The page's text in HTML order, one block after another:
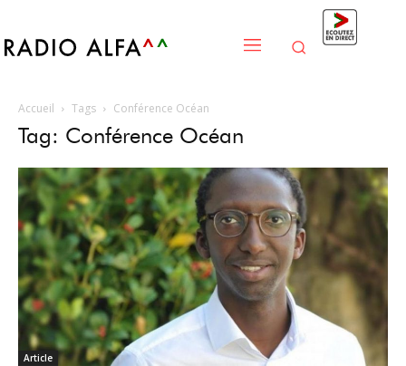
Accueil Tags Conférence Océan
Tag: Conférence Océan
Article